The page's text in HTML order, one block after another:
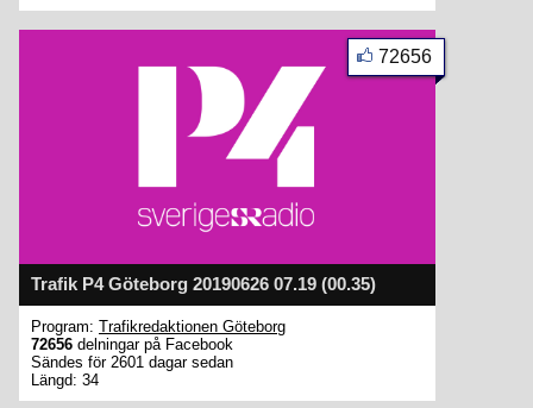
Trafik P4 Göteborg 20190626 07.19 (00.35)
72656
Program: Trafikredaktionen Göteborg
72656 delningar på Facebook
Sändes för 2601 dagar sedan
Längd: 34